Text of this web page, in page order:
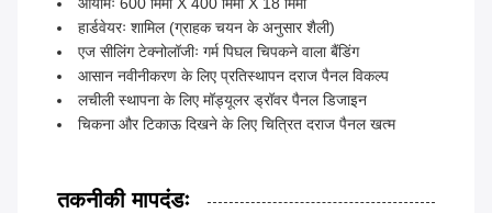
आयामः 600 मिमी X 400 मिमी X 18 मिमी
हार्डवेयरः शामिल (ग्राहक चयन के अनुसार शैली)
एज सीलिंग टेक्नोलॉजीः गर्म पिघल चिपकने वाला बैंडिंग
आसान नवीनीकरण के लिए प्रतिस्थापन दराज पैनल विकल्प
लचीली स्थापना के लिए मॉड्यूलर ड्रॉवर पैनल डिजाइन
चिकना और टिकाऊ दिखने के लिए चित्रित दराज पैनल खत्म
तकनीकी मापदंडः